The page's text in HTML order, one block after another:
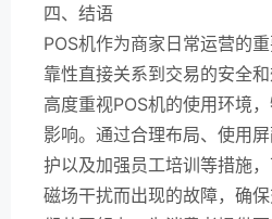
四、结语
POS机作为商家日常运营的
靠性直接关系到交易的安全
高度重视POS机的使用环境
影响。通过合理布局、使用
护以及加强员工培训等措施
磁场干扰而出现的故障，确